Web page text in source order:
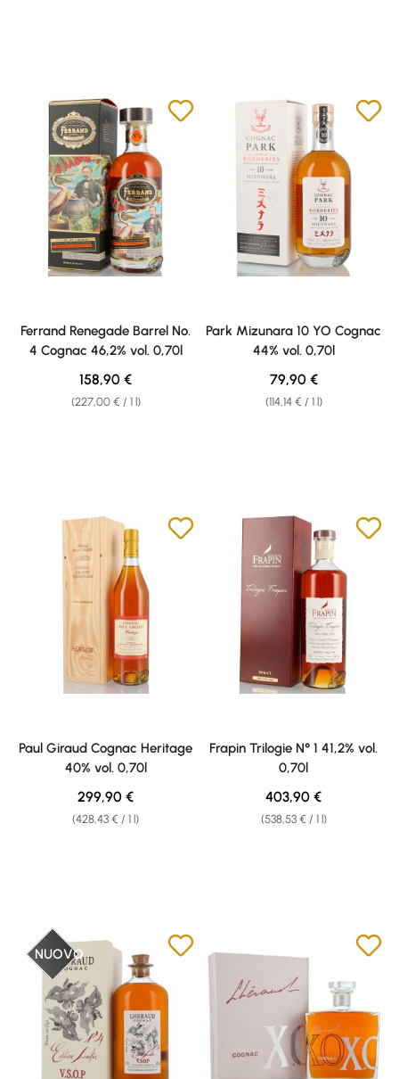
Ferrand Renegade Barrel No.
4 Cognac 46,2% vol. 0,70l
(227,00 € / 1 l)
Regular price:
158,90 €
Park Mizunara 10 YO Cognac
44% vol. 0,70l
(114,14 € / 1 l)
Regular price:
79,90 €
Paul Giraud Cognac Heritage
40% vol. 0,70l
(428,43 € / 1 l)
Regular price:
299,90 €
Frapin Trilogie N° 1 41,2% vol.
0,70l
(538,53 € / 1 l)
Regular price:
403,90 €
NUOVO